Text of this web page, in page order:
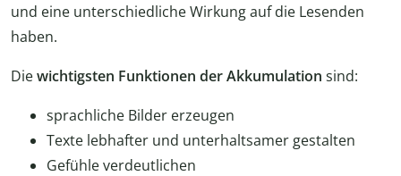
und eine unterschiedliche Wirkung auf die Lesenden
haben.
Diewichtigsten Funktionen der Akkumulation sind:
sprachliche Bilder erzeugen
Texte lebhafter und unterhaltsamer gestalten
Gefühle verdeutlichen